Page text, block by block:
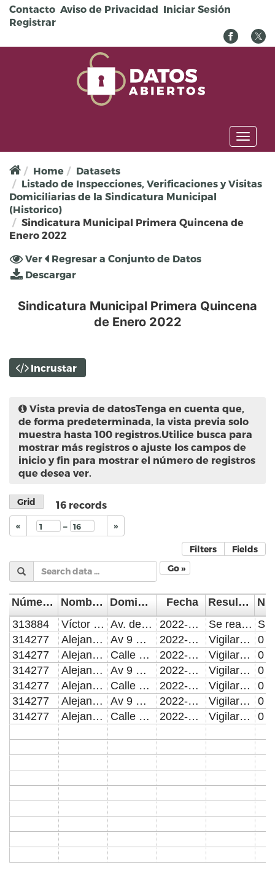
Pasar al contenido principal
Contacto Aviso de Privacidad Iniciar Sesión
Registrar
Toggle
Home
Datasets
Listado de Inspecciones, Verificaciones y Visitas
Domiciliarias de la Sindicatura Municipal
(Historico)
Sindicatura Municipal Primera Quincena de
Enero 2022
Solapas principales
Ver (solapa
activa)
Regresar a Conjunto de Datos
Descargar
Sindicatura Municipal Primera Quincena
de Enero 2022
Incrustar
Vista previa de datosTenga en cuenta que,
de forma predeterminada, la vista previa solo
muestra hasta 100 registros.Utilice busca para
mostrar más registros o ajuste los campos de
inicio y fin para mostrar el número de registros
que desea ver.
Grid 16 records
« – »
Filters
Fields
Go »
Número de Control Nombre del Supervisor/Verificador Domicilio de la visita Fecha
Resultado de la Inspección, Verificación o Visita Domiciliaria
313884
Víctor Humberto Juárez Sánchez Av. de la Pedrera número 1919 int. X6 y Y3 Unidad Habitacional Villa Karol, col. Las Cuartillas Pueb. 2022-01-06
Se realiza Verificación e Inspección
314277
Alejandro García Huerta Av 9 Oriente 1404, Barrio de Analco 2022-01-09 Vigilar el correcto funcionamiento del marco Jurídico, elementos humanos y recursos materiales necesarios para su funcionamiento, así como garantizar los Derechos Humanos para los Infractores.
0
314277
Alejandro García Huerta Calle 16 sur 3911, Colonia Anzures. 2022-01-10 Vigilar el correcto funcionamiento del marco Jurídico, elementos humanos y recursos materiales necesarios para su funcionamiento, así como garantizar los Derechos Humanos para los Infractores.
0
314277
Alejandro García Huerta Av 9 Oriente 1404, Barrio de Analco 2022-01-10 Vigilar el correcto funcionamiento del marco Jurídico, elementos humanos y recursos materiales necesarios para su funcionamiento, así como garantizar los Derechos Humanos para los Infractores.
0
314277
Alejandro García Huerta Calle 16 sur 3911, Colonia Anzures. 2022-01-11 Vigilar el correcto funcionamiento del marco Jurídico, elementos humanos y recursos materiales necesarios para su funcionamiento, así como garantizar los Derechos Humanos para los Infractores.
0
314277
Alejandro García Huerta Av 9 Oriente 1404, Barrio de Analco 2022-01-11 Vigilar el correcto funcionamiento del marco Jurídico, elementos humanos y recursos materiales necesarios para su funcionamiento, así como garantizar los Derechos Humanos para los Infractores.
0
314277
Alejandro García Huerta Calle 16 sur 3911, Colonia Anzures. 2022-01-13 Vigilar el correcto funcionamiento del marco Jurídico, elementos humanos y recursos materiales necesarios para su funcionamiento, así como garantizar los Derechos Humanos para los Infractores. 0